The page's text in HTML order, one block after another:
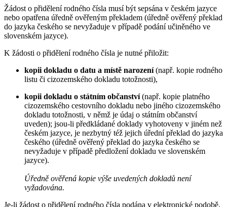
Žádost o přidělení rodného čísla musí být sepsána v českém jazyce
nebo opatřena úředně ověřeným překladem (úředně ověřený překlad
do jazyka českého se nevyžaduje v případě podání učiněného ve
slovenském jazyce).
K žádosti o přidělení rodného čísla je nutné přiložit:
kopii dokladu o datu a místě narození(např. kopie rodného
listu či cizozemského dokladu totožnosti),
kopii dokladu o státním občanství(např. kopie platného
cizozemského cestovního dokladu nebo jiného cizozemského
dokladu totožnosti, v němž je údaj o státním občanství
uveden); jsou-li předkládané doklady vyhotoveny v jiném než
českém jazyce, je nezbytný též jejich úřední překlad do jazyka
českého (úředně ověřený překlad do jazyka českého se
nevyžaduje v případě předložení dokladu ve slovenském
jazyce).
Úředně ověřená kopie výše uvedených dokladů není
vyžadována.
Je-li žádost o přidělení rodného čísla podána v elektronické podobě,